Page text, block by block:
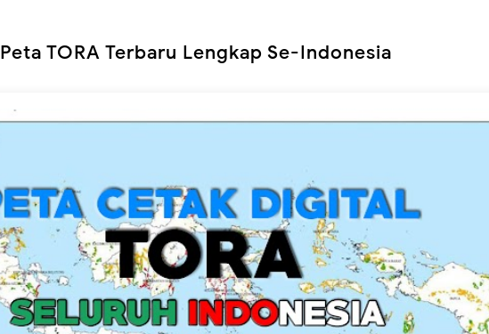
Peta TORA Terbaru Lengkap Se-Indonesia